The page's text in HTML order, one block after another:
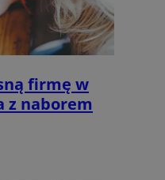
firmę w
z naborem